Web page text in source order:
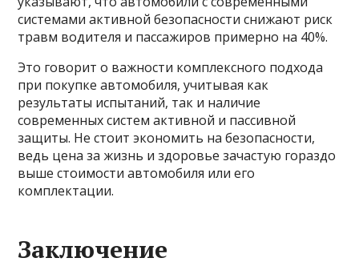
системами активной безопасности снижают риск
травм водителя и пассажиров примерно на 40%.
Это говорит о важности комплексного подхода
при покупке автомобиля, учитывая как
результаты испытаний, так и наличие
современных систем активной и пассивной
защиты. Не стоит экономить на безопасности,
ведь цена за жизнь и здоровье зачастую гораздо
выше стоимости автомобиля или его
комплектации.
Заключение